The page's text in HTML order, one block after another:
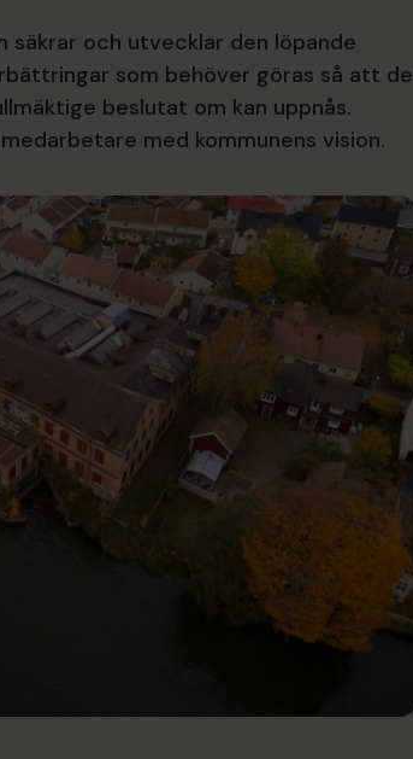
säkrar och utvecklar den löpande
som behöver göras så att de
beslutat om kan uppnås.
med kommunens vision.